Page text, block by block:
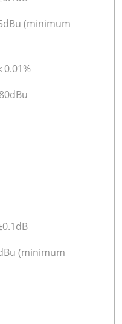
(minimum
0.01%
80dBu
(minimum